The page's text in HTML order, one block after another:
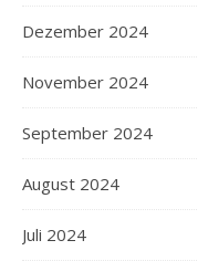
Dezember 2024
November 2024
September 2024
August 2024
Juli 2024